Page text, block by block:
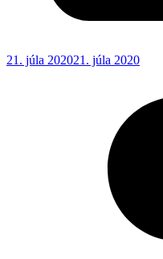
21. júla 202021. júla 2020